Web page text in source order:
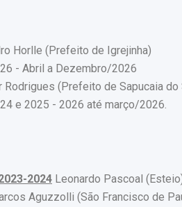
Horlle (Prefeito de Igrejinha)
- Abril a Dezembro/2026
Rodrigues (Prefeito de Sapucaia do
e 2025 - 2026 até março/2026.
2024 Leonardo Pascoal
Aguzzolli (São Francisco de